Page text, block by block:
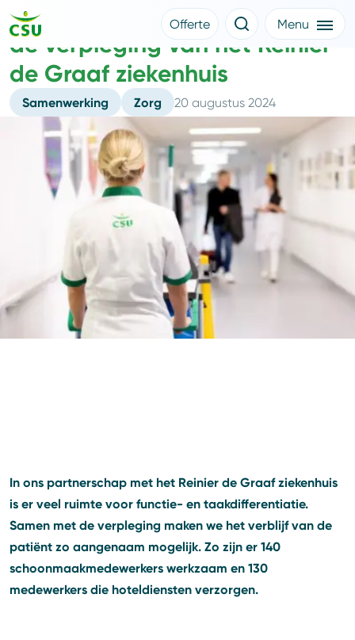
Meer CSU
Nieuws
Klantverhalen
Over CSU
Werken bij CSU
Medewerkers
CSU Login
Offerte aanvragen
Offerte Menu
Hoteldiensten CSU ontzorgen
de verpleging van het Reinier
de Graaf ziekenhuis
Samenwerking Zorg 20 augustus 2024
In ons partnerschap met het Reinier de Graaf ziekenhuis
is er veel ruimte voor functie- en taakdifferentiatie.
Samen met de verpleging maken we het verblijf van de
patiënt zo aangenaam mogelijk. Zo zijn er 140
schoonmaakmedewerkers werkzaam en 130
medewerkers die hoteldiensten verzorgen.